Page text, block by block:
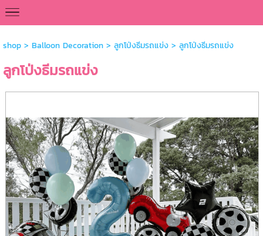
shop> Balloon Decoration> ลูกโป่งธีมรถแข่ง> ลูกโป่งธีมรถแข่ง
ลูกโป่งธีมรถแข่ง